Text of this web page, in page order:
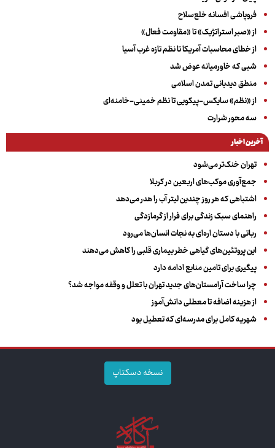
فروپاشی افسانه خلع‌سلاح
از «صبر استراتژیک» تا «مقاومت فعال»
از خطای محاسبات آمریکا تا نظم تازه غرب آسیا
شبی که خاورمیانه عوض شد
منطق دیدبانی تمدن اسلامی
از «نظم» سایکس-پیکویی تا نظم خمینی-خامنه‌ای
سه‌ محور شرارت
آخرین اخبار
تهران خنک‌تر می‌شود
جمع‌آوری موکب‌های اربعین در کربلا
اشتباهی که هر روز چندین لیتر آب را هدر می‌دهد
راهنمای سبک زندگی برای فرار از گرمازدگی
رباتی با دستان اره‌ای به نجات انسان‌ها می‌رود
این پروتئین‌های گیاهی خطر بیماری قلبی را کاهش می‌دهند
پیگیری برای تامین منابع ادامه دارد
چرا ساخت آرامستان‌های جدید تهران با تعلل و وقفه مواجه شد؟
از هزینه اضافه تا معطلی دانش‌آموز
شهریه کامل برای مدرسه‌ای که تعطیل بود
نسخه دسکتاپ